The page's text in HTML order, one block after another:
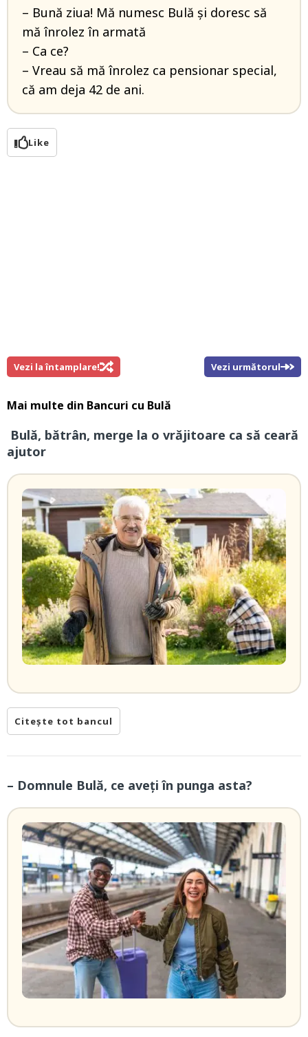
– Bună ziua! Mă numesc Bulă și doresc să
mă înrolez în armată
– Ca ce?
– Vreau să mă înrolez ca pensionar special,
că am deja 42 de ani.
Like
Vezi la întamplare! Vezi următorul
Mai multe din Bancuri cu Bulă
Bulă, bătrân, merge la o vrăjitoare ca să ceară
ajutor
Citește tot bancul
– Domnule Bulă, ce aveți în punga asta?